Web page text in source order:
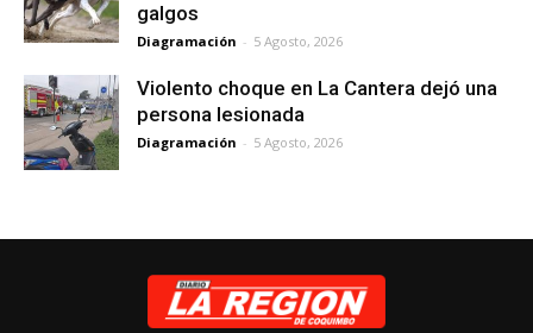
galgos
Diagramación - 5 Agosto, 2026
Violento choque en La Cantera dejó una
persona lesionada
Diagramación - 5 Agosto, 2026